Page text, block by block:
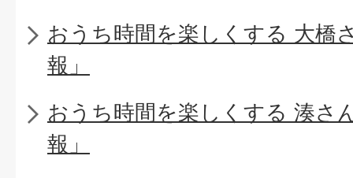
おうち時間を楽しくする 大橋
報」
おうち時間を楽しくする 湊さ
報」